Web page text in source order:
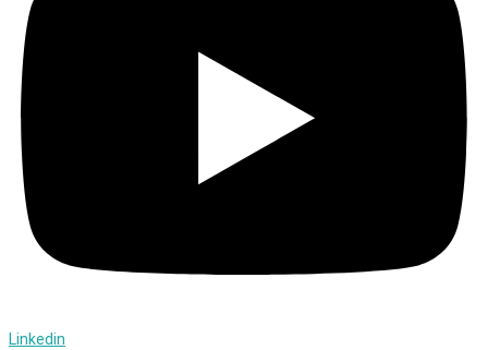
Linkedin